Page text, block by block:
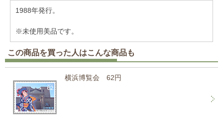
1988年発行。
※未使用美品です。
この商品を買った人はこんな商品も
横浜博覧会 62円